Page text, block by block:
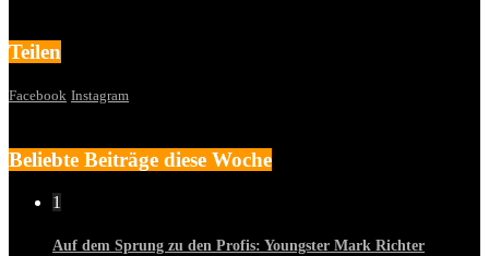
Teilen
Facebook Instagram
Beliebte Beiträge diese Woche
1
Auf dem Sprung zu den Profis: Youngster Mark Richter